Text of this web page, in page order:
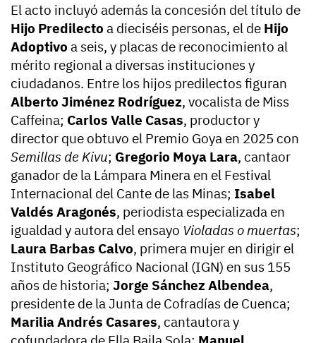
El acto incluyó además la concesión del título de
Hijo Predilecto a dieciséis personas, el de Hijo
Adoptivo a seis, y placas de reconocimiento al
mérito regional a diversas instituciones y
ciudadanos. Entre los hijos predilectos figuran
Alberto Jiménez Rodríguez, vocalista de Miss
Caffeina; Carlos Valle Casas, productor y
director que obtuvo el Premio Goya en 2025 con
Semillas de Kivu; Gregorio Moya Lara, cantaor
ganador de la Lámpara Minera en el Festival
Internacional del Cante de las Minas; Isabel
Valdés Aragonés, periodista especializada en
igualdad y autora del ensayo Violadas o muertas;
Laura Barbas Calvo, primera mujer en dirigir el
Instituto Geográfico Nacional (IGN) en sus 155
años de historia; Jorge Sánchez Albendea,
presidente de la Junta de Cofradías de Cuenca;
Marilia Andrés Casares, cantautora y